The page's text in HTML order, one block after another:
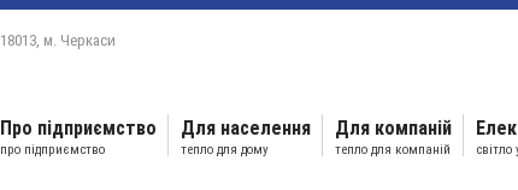
18013, м. Черкаси
Про підприємство
про підприємство
Для населення
тепло для дому
Для компаній
тепло для компаній